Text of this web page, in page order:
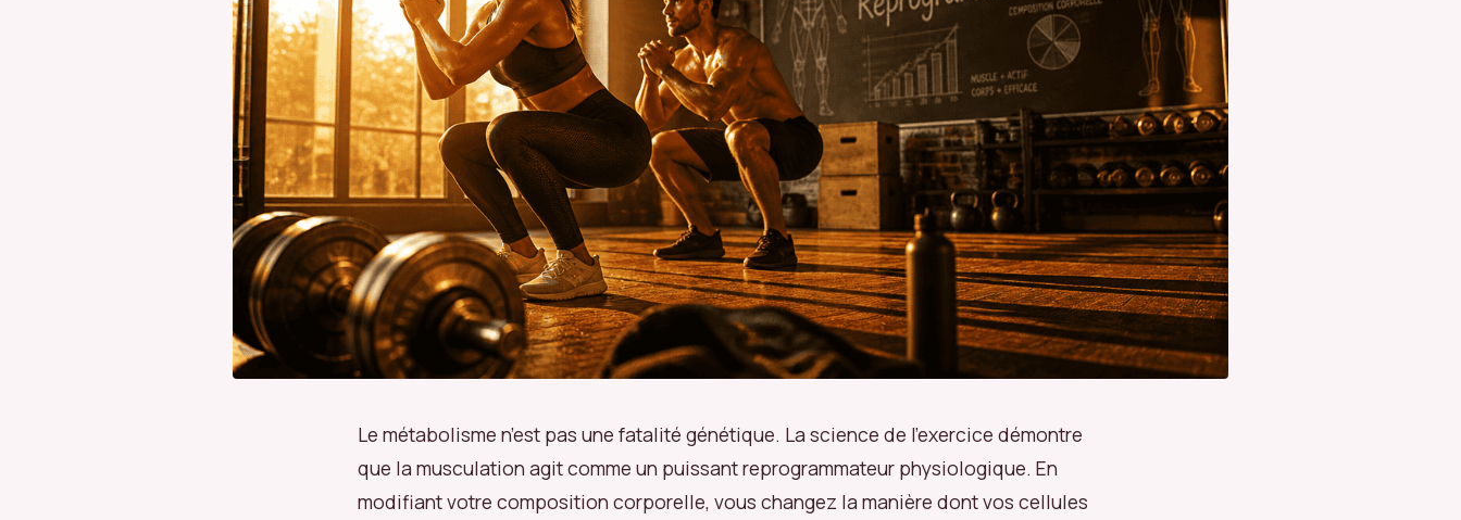
Le métabolisme n’est pas une fatalité génétique. La science de l’exercice démontre
que la musculation agit comme un puissant reprogrammateur physiologique. En
modifiant votre composition corporelle, vous changez la manière dont vos cellules